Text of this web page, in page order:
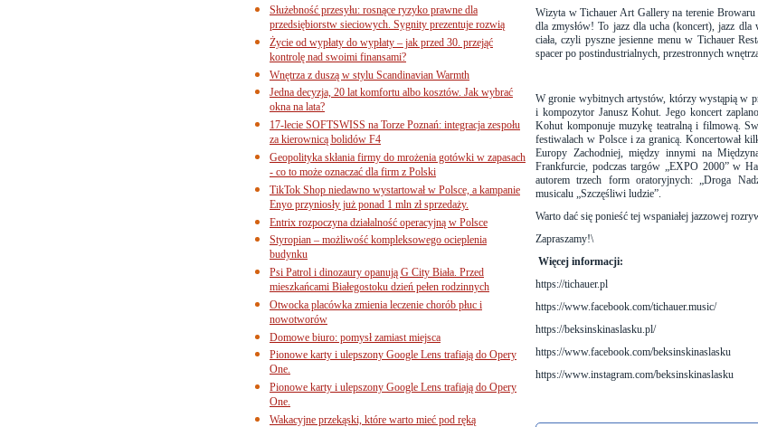
Wizyta w Tichauer Art Gallery na terenie
dla zmysłów! To jazz dla ucha (koncert), jazz
ciała, czyli pyszne jesienne menu w Tichauer
spacer po postindustrialnych, przestronnych
W gronie wybitnych artystów, którzy wystąpią w
i kompozytor Janusz Kohut. Jego koncert
Kohut komponuje muzykę teatralną i filmową.
festiwalach w Polsce i za granicą. Koncertował
Europy Zachodniej, między innymi na
Frankfurcie, podczas targów „EXPO 2000” w
autorem trzech form oratoryjnych: „Droga
musicalu „Szczęśliwi ludzie”.
Warto dać się ponieść tej wspaniałej jazzowej
Zapraszamy!\
Więcej informacji:
https://tichauer.pl
https://www.facebook.com/tichauer.music/
https://beksinskinaslasku.pl/
https://www.facebook.com/beksinskinaslasku
https://www.instagram.com/beksinskinaslasku
Służebność przesyłu: rosnące ryzyko prawne dla
przedsiębiorstw sieciowych. Sygnity prezentuje rozwią
Życie od wypłaty do wypłaty – jak przed 30. przejąć
kontrolę nad swoimi finansami?
Wnętrza z duszą w stylu Scandinavian Warmth
Jedna decyzja, 20 lat komfortu albo kosztów. Jak wybrać
okna na lata?
17-lecie SOFTSWISS na Torze Poznań: integracja zespołu
za kierownicą bolidów F4
Geopolityka skłania firmy do mrożenia gotówki w zapasach
- co to może oznaczać dla firm z Polski
TikTok Shop niedawno wystartował w Polsce, a kampanie
Enyo przyniosły już ponad 1 mln zł sprzedaży.
Entrix rozpoczyna działalność operacyjną w Polsce
Styropian – możliwość kompleksowego ocieplenia
budynku
Psi Patrol i dinozaury opanują G City Biała. Przed
mieszkańcami Białegostoku dzień pełen rodzinnych
Otwocka placówka zmienia leczenie chorób płuc i
nowotworów
Domowe biuro: pomysł zamiast miejsca
Pionowe karty i ulepszony Google Lens trafiają do Opery
One.
Pionowe karty i ulepszony Google Lens trafiają do Opery
One.
Wakacyjne przekąski, które warto mieć pod ręką